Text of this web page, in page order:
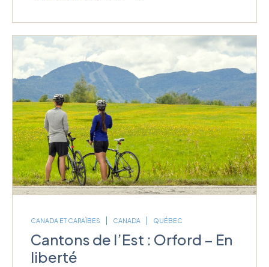
CANADA ET CARAÏBES CANADA QUÉBEC
Cantons de l’Est : Orford – En
liberté